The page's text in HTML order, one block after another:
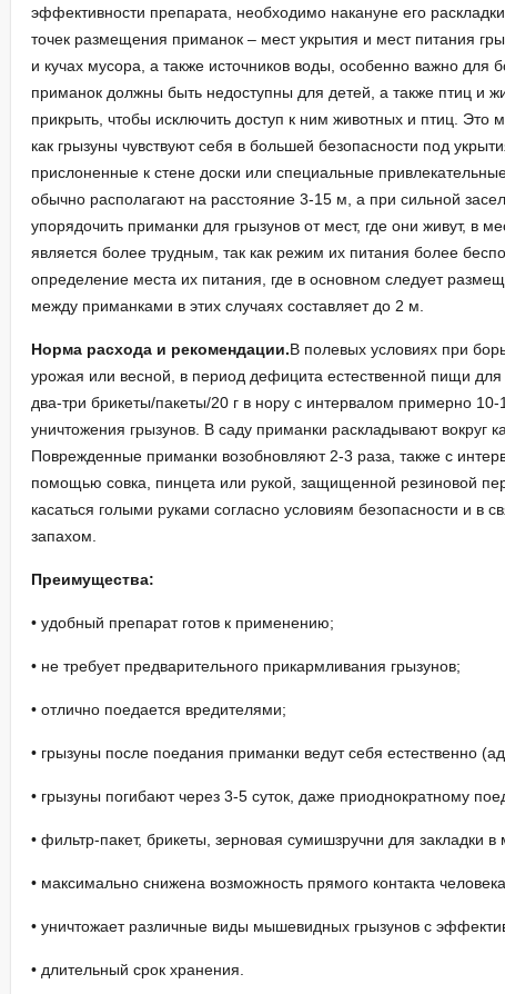
эффективности препарата, необходимо накануне его
точек размещения приманок – мест укрытия и мест питания
и кучах мусора, а также источников воды, особенно важно
приманок должны быть недоступны для детей, а также птиц и
прикрыть, чтобы исключить доступ к ним животных и птиц.
как грызуны чувствуют себя в большей безопасности под
прислоненные к стене доски или специальные
обычно располагают на расстояние 3-15 м, а при сильной
упорядочить приманки для грызунов от мест, где они живут, в
является более трудным, так как режим их питания более
определение места их питания, где в основном следует
между приманками в этих случаях составляет до 2 м.
Норма расхода и рекомендации.В полевых условиях при
урожая или весной, в период дефицита естественной пищи
два-три брикеты/пакеты/20 г в нору с интервалом примерно
уничтожения грызунов. В саду приманки раскладывают вокруг
Поврежденные приманки возобновляют 2-3 раза, также с
помощью совка, пинцета или рукой, защищенной резиновой
касаться голыми руками согласно условиям безопасности и в
запахом.
Преимущества:
• удобный препарат готов к применению;
• не требует предварительного прикармливания грызунов;
• отлично поедается вредителями;
• грызуны после поедания приманки ведут себя естественно
• грызуны погибают через 3-5 суток, даже приоднократному
• фильтр-пакет, брикеты, зерновая сумишзручни для закладки
• максимально снижена возможность прямого контакта
• уничтожает различные виды мышевидных грызунов с
• длительный срок хранения.